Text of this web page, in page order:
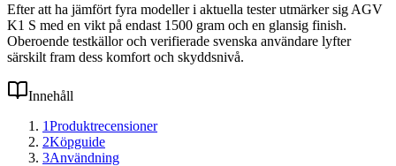
Efter att ha jämfört fyra modeller i aktuella tester utmärker sig AGV
K1 S med en vikt på endast 1500 gram och en glansig finish.
Oberoende testkällor och verifierade svenska användare lyfter
särskilt fram dess komfort och skyddsnivå.
Innehåll
1Produktrecensioner
2Köpguide
3Användning